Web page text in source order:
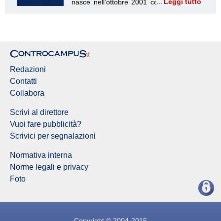
Redazioni
Contatti
Collabora
Scrivi al direttore
Vuoi fare pubblicità?
Scrivici per segnalazioni
Normativa interna
Norme legali e privacy
Foto